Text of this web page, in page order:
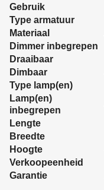
Gebruik
Type armatuur
Materiaal
Dimmer inbegrepen
Draaibaar
Dimbaar
Type lamp(en)
Lamp(en)
inbegrepen
Lengte
Breedte
Hoogte
Verkoopeenheid
Garantie